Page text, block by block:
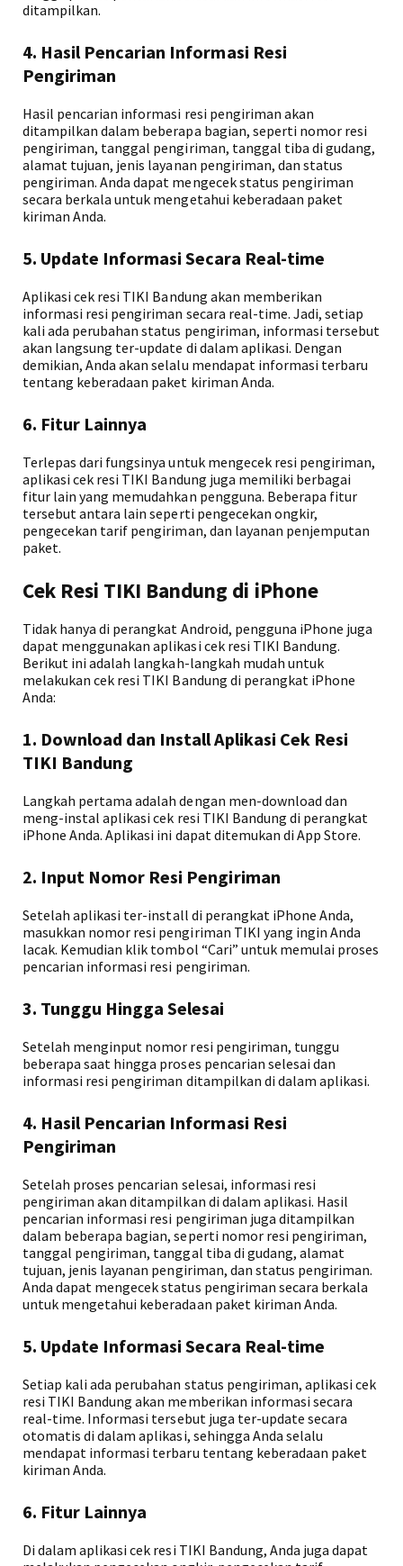
ditampilkan.
4. Hasil Pencarian Informasi Resi
Pengiriman
Hasil pencarian informasi resi pengiriman akan
ditampilkan dalam beberapa bagian, seperti nomor resi
pengiriman, tanggal pengiriman, tanggal tiba di gudang,
alamat tujuan, jenis layanan pengiriman, dan status
pengiriman. Anda dapat mengecek status pengiriman
secara berkala untuk mengetahui keberadaan paket
kiriman Anda.
5. Update Informasi Secara Real-time
Aplikasi cek resi TIKI Bandung akan memberikan
informasi resi pengiriman secara real-time. Jadi, setiap
kali ada perubahan status pengiriman, informasi tersebut
akan langsung ter-update di dalam aplikasi. Dengan
demikian, Anda akan selalu mendapat informasi terbaru
tentang keberadaan paket kiriman Anda.
6. Fitur Lainnya
Terlepas dari fungsinya untuk mengecek resi pengiriman,
aplikasi cek resi TIKI Bandung juga memiliki berbagai
fitur lain yang memudahkan pengguna. Beberapa fitur
tersebut antara lain seperti pengecekan ongkir,
pengecekan tarif pengiriman, dan layanan penjemputan
paket.
Cek Resi TIKI Bandung di iPhone
Tidak hanya di perangkat Android, pengguna iPhone juga
dapat menggunakan aplikasi cek resi TIKI Bandung.
Berikut ini adalah langkah-langkah mudah untuk
melakukan cek resi TIKI Bandung di perangkat iPhone
Anda:
1. Download dan Install Aplikasi Cek Resi
TIKI Bandung
Langkah pertama adalah dengan men-download dan
meng-instal aplikasi cek resi TIKI Bandung di perangkat
iPhone Anda. Aplikasi ini dapat ditemukan di App Store.
2. Input Nomor Resi Pengiriman
Setelah aplikasi ter-install di perangkat iPhone Anda,
masukkan nomor resi pengiriman TIKI yang ingin Anda
lacak. Kemudian klik tombol “Cari” untuk memulai proses
pencarian informasi resi pengiriman.
3. Tunggu Hingga Selesai
Setelah menginput nomor resi pengiriman, tunggu
beberapa saat hingga proses pencarian selesai dan
informasi resi pengiriman ditampilkan di dalam aplikasi.
4. Hasil Pencarian Informasi Resi
Pengiriman
Setelah proses pencarian selesai, informasi resi
pengiriman akan ditampilkan di dalam aplikasi. Hasil
pencarian informasi resi pengiriman juga ditampilkan
dalam beberapa bagian, seperti nomor resi pengiriman,
tanggal pengiriman, tanggal tiba di gudang, alamat
tujuan, jenis layanan pengiriman, dan status pengiriman.
Anda dapat mengecek status pengiriman secara berkala
untuk mengetahui keberadaan paket kiriman Anda.
5. Update Informasi Secara Real-time
Setiap kali ada perubahan status pengiriman, aplikasi cek
resi TIKI Bandung akan memberikan informasi secara
real-time. Informasi tersebut juga ter-update secara
otomatis di dalam aplikasi, sehingga Anda selalu
mendapat informasi terbaru tentang keberadaan paket
kiriman Anda.
6. Fitur Lainnya
Di dalam aplikasi cek resi TIKI Bandung, Anda juga dapat